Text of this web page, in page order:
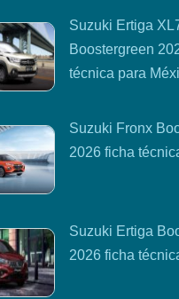
Suzuki Ertiga
Boostergreen
técnica para
Suzuki Fronx
2026 ficha
Suzuki Ertiga
2026 ficha